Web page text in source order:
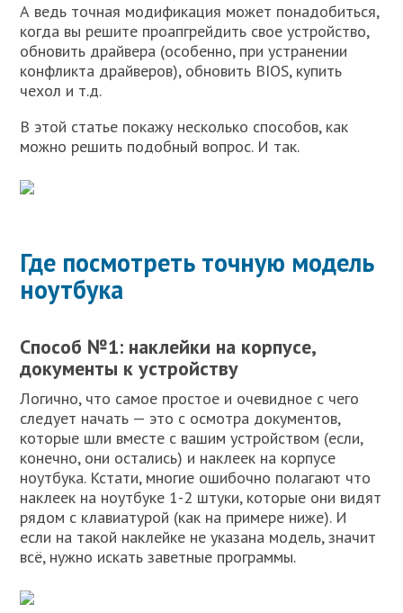
А ведь точная модификация может понадобиться,
когда вы решите проапгрейдить свое устройство,
обновить драйвера (особенно, при устранении
конфликта драйверов), обновить BIOS, купить
чехол и т.д.
В этой статье покажу несколько способов, как
можно решить подобный вопрос. И так.
Где посмотреть точную модель
ноутбука
Способ №1: наклейки на корпусе,
документы к устройству
Логично, что самое простое и очевидное с чего
следует начать — это с осмотра документов,
которые шли вместе с вашим устройством (если,
конечно, они остались) и наклеек на корпусе
ноутбука. Кстати, многие ошибочно полагают что
наклеек на ноутбуке 1-2 штуки, которые они видят
рядом с клавиатурой (как на примере ниже). И
если на такой наклейке не указана модель, значит
всё, нужно искать заветные программы.